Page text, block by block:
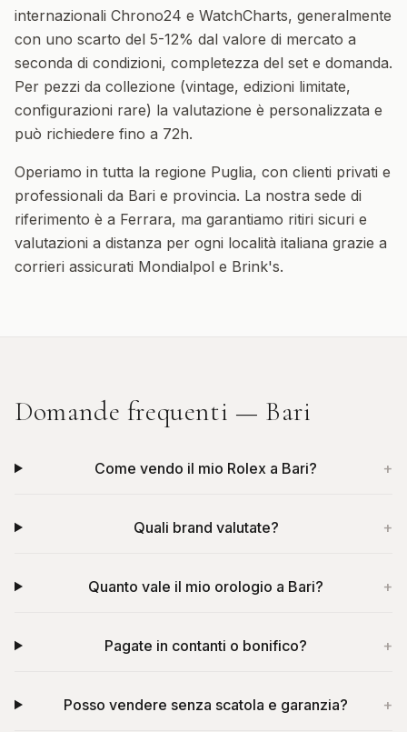
internazionali Chrono24 e WatchCharts, generalmente
con uno scarto del 5-12% dal valore di mercato a
seconda di condizioni, completezza del set e domanda.
Per pezzi da collezione (vintage, edizioni limitate,
configurazioni rare) la valutazione è personalizzata e
può richiedere fino a 72h.
Operiamo in tutta la regione Puglia, con clienti privati e
professionali da Bari e provincia. La nostra sede di
riferimento è a Ferrara, ma garantiamo ritiri sicuri e
valutazioni a distanza per ogni località italiana grazie a
corrieri assicurati Mondialpol e Brink's.
Domande frequenti — Bari
Come vendo il mio Rolex a Bari? +
Quali brand valutate? +
Quanto vale il mio orologio a Bari? +
Pagate in contanti o bonifico? +
Posso vendere senza scatola e garanzia? +